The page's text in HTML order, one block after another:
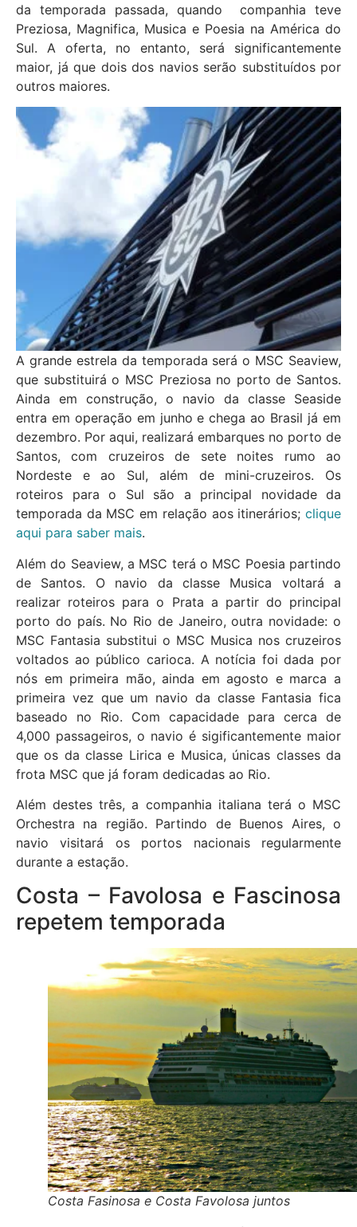
da temporada passada, quando companhia teve
Preziosa, Magnifica, Musica e Poesia na América do
Sul. A oferta, no entanto, será significantemente
maior, já que dois dos navios serão substituídos por
outros maiores.
A grande estrela da temporada será o MSC Seaview,
que substituirá o MSC Preziosa no porto de Santos.
Ainda em construção, o navio da classe Seaside
entra em operação em junho e chega ao Brasil já em
dezembro. Por aqui, realizará embarques no porto de
Santos, com cruzeiros de sete noites rumo ao
Nordeste e ao Sul, além de mini-cruzeiros. Os
roteiros para o Sul são a principal novidade da
temporada da MSC em relação aos itinerários; clique
aqui para saber mais.
Além do Seaview, a MSC terá o MSC Poesia partindo
de Santos. O navio da classe Musica voltará a
realizar roteiros para o Prata a partir do principal
porto do país. No Rio de Janeiro, outra novidade: o
MSC Fantasia substitui o MSC Musica nos cruzeiros
voltados ao público carioca. A notícia foi dada por
nós em primeira mão, ainda em agosto e marca a
primeira vez que um navio da classe Fantasia fica
baseado no Rio. Com capacidade para cerca de
4,000 passageiros, o navio é sigificantemente maior
que os da classe Lirica e Musica, únicas classes da
frota MSC que já foram dedicadas ao Rio.
Além destes três, a companhia italiana terá o MSC
Orchestra na região. Partindo de Buenos Aires, o
navio visitará os portos nacionais regularmente
durante a estação.
Costa – Favolosa e Fascinosa
repetem temporada
Costa Fasinosa e Costa Favolosa juntos